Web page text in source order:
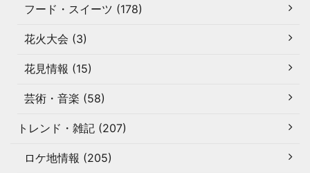
フード・スイーツ (178)
花火大会 (3)
花見情報 (15)
芸術・音楽 (58)
トレンド・雑記 (207)
ロケ地情報 (205)